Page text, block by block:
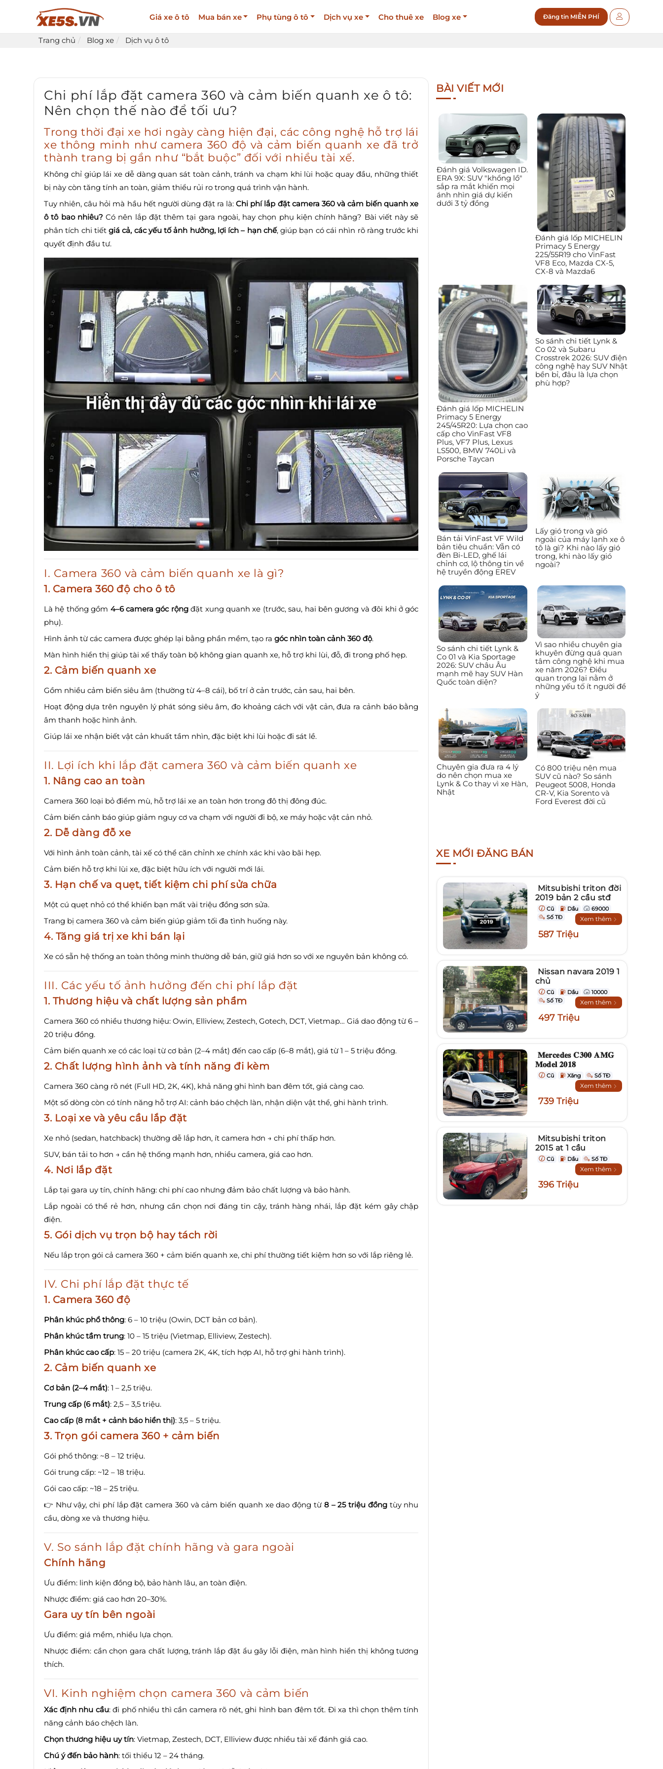
Giá xe ô tô Mua bán xe Phụ tùng ô tô Dịch vụ xe Cho thuê xe Blog xe Đăng tin MIỄN PHÍ
Trang chủ Blog xe Dịch vụ ô tô
Chi phí lắp đặt camera 360 và cảm biến quanh xe ô tô:
Nên chọn thế nào để tối ưu?
Trong thời đại xe hơi ngày càng hiện đại, các công nghệ hỗ trợ lái
xe thông minh như camera 360 độ và cảm biến quanh xe đã trở
thành trang bị gần như “bắt buộc” đối với nhiều tài xế.
Không chỉ giúp lái xe dễ dàng quan sát toàn cảnh, tránh va chạm khi lùi hoặc quay đầu, những thiết
bị này còn tăng tính an toàn, giảm thiểu rủi ro trong quá trình vận hành.
Tuy nhiên, câu hỏi mà hầu hết người dùng đặt ra là:Chi phí lắp đặt camera 360 và cảm biến quanh xe
ô tô bao nhiêu? Có nên lắp đặt thêm tại gara ngoài, hay chọn phụ kiện chính hãng? Bài viết này sẽ
phân tích chi tiếtgiá cả, các yếu tố ảnh hưởng, lợi ích – hạn chế, giúp bạn có cái nhìn rõ ràng trước khi
quyết định đầu tư.
I. Camera 360 và cảm biến quanh xe là gì?
1. Camera 360 độ cho ô tô
Là hệ thống gồm 4–6 camera góc rộngđặt xung quanh xe (trước, sau, hai bên gương và đôi khi ở góc
phụ).
Hình ảnh từ các camera được ghép lại bằng phần mềm, tạo ra góc nhìn toàn cảnh 360 độ.
Màn hình hiển thị giúp tài xế thấy toàn bộ không gian quanh xe, hỗ trợ khi lùi, đỗ, đi trong phố hẹp.
2. Cảm biến quanh xe
Gồm nhiều cảm biến siêu âm (thường từ 4–8 cái), bố trí ở cản trước, cản sau, hai bên.
Hoạt động dựa trên nguyên lý phát sóng siêu âm, đo khoảng cách với vật cản, đưa ra cảnh báo bằng
âm thanh hoặc hình ảnh.
Giúp lái xe nhận biết vật cản khuất tầm nhìn, đặc biệt khi lùi hoặc đi sát lề.
II. Lợi ích khi lắp đặt camera 360 và cảm biến quanh xe
1. Nâng cao an toàn
Camera 360 loại bỏ điểm mù, hỗ trợ lái xe an toàn hơn trong đô thị đông đúc.
Cảm biến cảnh báo giúp giảm nguy cơ va chạm với người đi bộ, xe máy hoặc vật cản nhỏ.
2. Dễ dàng đỗ xe
Với hình ảnh toàn cảnh, tài xế có thể căn chỉnh xe chính xác khi vào bãi hẹp.
Cảm biến hỗ trợ khi lùi xe, đặc biệt hữu ích với người mới lái.
3. Hạn chế va quẹt, tiết kiệm chi phí sửa chữa
Một cú quẹt nhỏ có thể khiến bạn mất vài triệu đồng sơn sửa.
Trang bị camera 360 và cảm biến giúp giảm tối đa tình huống này.
4. Tăng giá trị xe khi bán lại
Xe có sẵn hệ thống an toàn thông minh thường dễ bán, giữ giá hơn so với xe nguyên bản không có.
III. Các yếu tố ảnh hưởng đến chi phí lắp đặt
1. Thương hiệu và chất lượng sản phẩm
Camera 360 có nhiều thương hiệu: Owin, Elliview, Zestech, Gotech, DCT, Vietmap… Giá dao động từ 6 –
20 triệu đồng.
Cảm biến quanh xe có các loại từ cơ bản (2–4 mắt) đến cao cấp (6–8 mắt), giá từ 1 – 5 triệu đồng.
2. Chất lượng hình ảnh và tính năng đi kèm
Camera 360 càng rõ nét (Full HD, 2K, 4K), khả năng ghi hình ban đêm tốt, giá càng cao.
Một số dòng còn có tính năng hỗ trợ AI: cảnh báo chệch làn, nhận diện vật thể, ghi hành trình.
3. Loại xe và yêu cầu lắp đặt
Xe nhỏ (sedan, hatchback) thường dễ lắp hơn, ít camera hơn → chi phí thấp hơn.
SUV, bán tải to hơn → cần hệ thống mạnh hơn, nhiều camera, giá cao hơn.
4. Nơi lắp đặt
Lắp tại gara uy tín, chính hãng: chi phí cao nhưng đảm bảo chất lượng và bảo hành.
Lắp ngoài có thể rẻ hơn, nhưng cần chọn nơi đáng tin cậy, tránh hàng nhái, lắp đặt kém gây chập
điện.
5. Gói dịch vụ trọn bộ hay tách rời
Nếu lắp trọn gói cả camera 360 + cảm biến quanh xe, chi phí thường tiết kiệm hơn so với lắp riêng lẻ.
IV. Chi phí lắp đặt thực tế
1. Camera 360 độ
Phân khúc phổ thông: 6 – 10 triệu (Owin, DCT bản cơ bản).
Phân khúc tầm trung: 10 – 15 triệu (Vietmap, Elliview, Zestech).
Phân khúc cao cấp: 15 – 20 triệu (camera 2K, 4K, tích hợp AI, hỗ trợ ghi hành trình).
2. Cảm biến quanh xe
Cơ bản (2–4 mắt): 1 – 2,5 triệu.
Trung cấp (6 mắt): 2,5 – 3,5 triệu.
Cao cấp (8 mắt + cảnh báo hiển thị): 3,5 – 5 triệu.
3. Trọn gói camera 360 + cảm biến
Gói phổ thông: ~8 – 12 triệu.
Gói trung cấp: ~12 – 18 triệu.
Gói cao cấp: ~18 – 25 triệu.
👉 Như vậy, chi phí lắp đặt camera 360 và cảm biến quanh xe dao động từ 8 – 25 triệu đồngtùy nhu
cầu, dòng xe và thương hiệu.
V. So sánh lắp đặt chính hãng và gara ngoài
Chính hãng
Ưu điểm: linh kiện đồng bộ, bảo hành lâu, an toàn điện.
Nhược điểm: giá cao hơn 20–30%.
Gara uy tín bên ngoài
Ưu điểm: giá mềm, nhiều lựa chọn.
Nhược điểm: cần chọn gara chất lượng, tránh lắp đặt ẩu gây lỗi điện, màn hình hiển thị không tương
thích.
VI. Kinh nghiệm chọn camera 360 và cảm biến
Xác định nhu cầu: đi phố nhiều thì cần camera rõ nét, ghi hình ban đêm tốt. Đi xa thì chọn thêm tính
năng cảnh báo chệch làn.
Chọn thương hiệu uy tín: Vietmap, Zestech, DCT, Elliview được nhiều tài xế đánh giá cao.
Chú ý đến bảo hành: tối thiểu 12 – 24 tháng.
BÀI VIẾT MỚI
Đánh giá Volkswagen ID.
ERA 9X: SUV "khổng lồ"
sắp ra mắt khiến mọi
ánh nhìn giá dự kiến
dưới 3 tỷ đồng
Đánh giá lốp MICHELIN
Primacy 5 Energy
225/55R19 cho VinFast
VF8 Eco, Mazda CX-5,
CX-8 và Mazda6
Đánh giá lốp MICHELIN
Primacy 5 Energy
245/45R20: Lựa chọn cao
cấp cho VinFast VF8
Plus, VF7 Plus, Lexus
LS500, BMW 740Li và
Porsche Taycan
So sánh chi tiết Lynk &
Co 02 và Subaru
Crosstrek 2026: SUV điện
công nghệ hay SUV Nhật
bền bỉ, đâu là lựa chọn
phù hợp?
Bán tải VinFast VF Wild
bản tiêu chuẩn: Vẫn có
đèn Bi-LED, ghế lái
chỉnh cơ, lộ thông tin về
hệ truyền động EREV
Lấy gió trong và gió
ngoài của máy lạnh xe ô
tô là gì? Khi nào lấy gió
trong, khi nào lấy gió
ngoài?
So sánh chi tiết Lynk &
Co 01 và Kia Sportage
2026: SUV châu Âu
mạnh mẽ hay SUV Hàn
Quốc toàn diện?
Vì sao nhiều chuyên gia
khuyên đừng quá quan
tâm công nghệ khi mua
xe năm 2026? Điều
quan trọng lại nằm ở
những yếu tố ít người để
ý
Chuyên gia đưa ra 4 lý
do nên chọn mua xe
Lynk & Co thay vì xe Hàn,
Nhật
Có 800 triệu nên mua
SUV cũ nào? So sánh
Peugeot 5008, Honda
CR-V, Kia Sorento và
Ford Everest đời cũ
XE MỚI ĐĂNG BÁN
Mitsubishi triton đời
2019 bản 2 cầu stđ
Cũ Dầu
69000
Số TĐ
Xem thêm
587 Triệu
Nissan navara 2019 1
chủ
Cũ Dầu
10000
Số TĐ
Xem thêm
497 Triệu
𝐌𝐞𝐫𝐜𝐞𝐝𝐞𝐬 𝐂𝟑𝟎𝟎 𝐀𝐌𝐆
𝐌𝐨𝐝𝐞𝐥 𝟐𝟎𝟏𝟖
Cũ Xăng Số TĐ
Xem thêm
739 Triệu
Mitsubishi triton
2015 at 1 cầu
Cũ Dầu Số TĐ
Xem thêm
396 Triệu